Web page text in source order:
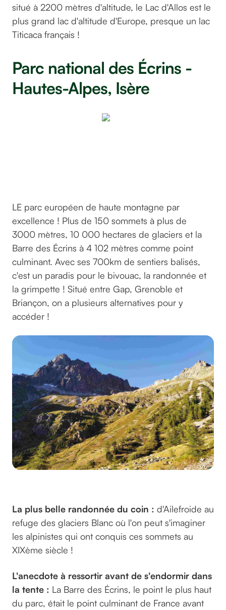
situé à 2200 mètres d'altitude, le Lac d'Allos est le
plus grand lac d'altitude d'Europe, presque un lac
Titicaca français !
Parc national des Écrins -
Hautes-Alpes, Isère
LE parc européen de haute montagne par
excellence ! Plus de 150 sommets à plus de
3000 mètres, 10 000 hectares de glaciers et la
Barre des Écrins à 4 102 mètres comme point
culminant. Avec ses 700km de sentiers balisés,
c'est un paradis pour le bivouac, la randonnée et
la grimpette ! Situé entre Gap, Grenoble et
Briançon, on a plusieurs alternatives pour y
accéder !
La plus belle randonnée du coin : d'Ailefroide au
refuge des glaciers Blanc où l'on peut s'imaginer
les alpinistes qui ont conquis ces sommets au
XIXème siècle !
L'anecdote à ressortir avant de s'endormir dans
la tente : La Barre des Écrins, le point le plus haut
du parc, était le point culminant de France avant